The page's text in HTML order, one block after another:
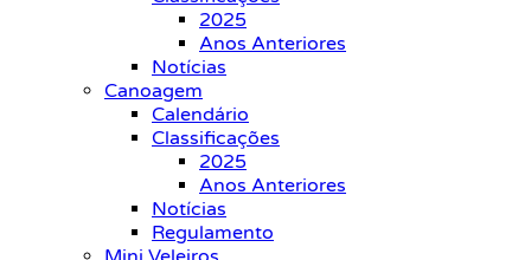
2025
Anos Anteriores
Notícias
Canoagem
Calendário
Classificações
2025
Anos Anteriores
Notícias
Regulamento